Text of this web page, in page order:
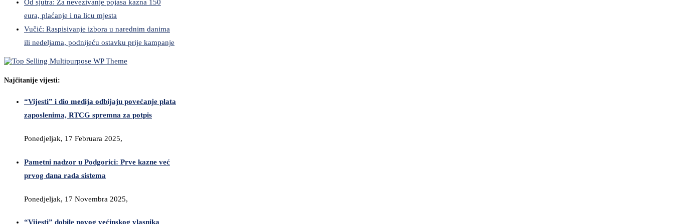
Od sjutra: Za nevezivanje pojasa kazna 150
eura, plaćanje i na licu mjesta
Vučić: Raspisivanje izbora u narednim danima
ili nedeljama, podnijeću ostavku prije kampanje
Najčitanije vijesti:
“Vijesti” i dio medija odbijaju povećanje plata
zaposlenima, RTCG spremna za potpis
Ponedjeljak, 17 Februara 2025,
Pametni nadzor u Podgorici: Prve kazne već
prvog dana rada sistema
Ponedjeljak, 17 Novembra 2025,
“Vijesti” dobile novog većinskog vlasnika